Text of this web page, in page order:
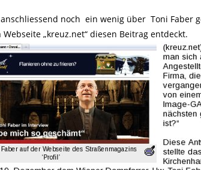
noch ein wenig über Toni Faber
„kreuz.net“ diesen Beitrag entdeckt.